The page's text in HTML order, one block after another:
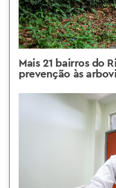
Mais 21 bairros do
prevenção às